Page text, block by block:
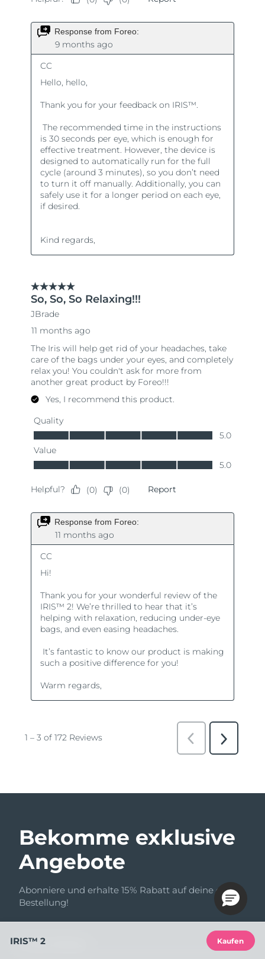
Bekomme exklusive
Angebote
Abonniere und erhalte 15% Rabatt auf deine erste
Bestellung!
E-Mail-Adresse
IRIS™ 2 Kaufen